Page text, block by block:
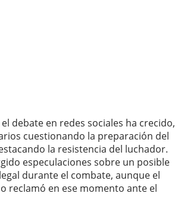
debate en redes sociales ha crecido,
cuestionando la preparación del
la resistencia del luchador.
especulaciones sobre un posible
durante el combate, aunque el
reclamó en ese momento ante el